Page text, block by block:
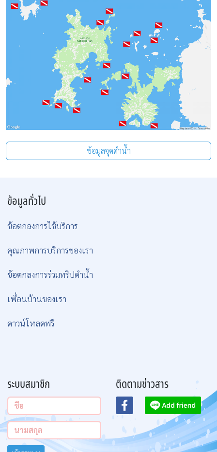
ข้อมูลจุดดำน้ำ
ข้อมูลทั่วไป
ข้อตกลงการใช้บริการ
คุณภาพการบริการของเรา
ข้อตกลงการร่วมทริปดำน้ำ
เพื่อนบ้านของเรา
ดาวน์โหลดฟรี
ระบบสมาชิก ติดตามข่าวสาร